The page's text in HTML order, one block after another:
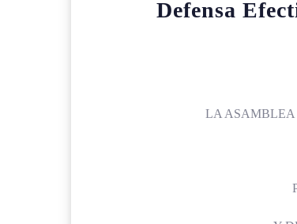
Defensa
LA ASAMBLEA